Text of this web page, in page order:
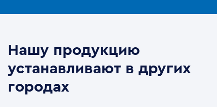
Нашу продукцию
устанавливают в других
городах